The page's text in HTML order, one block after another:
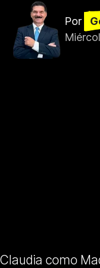
Por
Claudia como